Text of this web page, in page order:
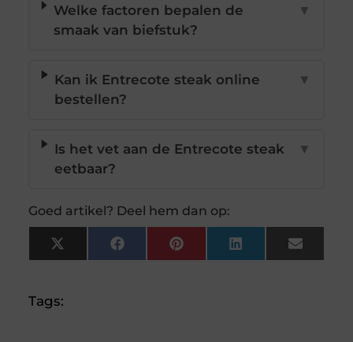
Welke factoren bepalen de
smaak van biefstuk?
▼
Kan ik Entrecote steak online
bestellen?
▼
Is het vet aan de Entrecote steak
eetbaar?
▼
Goed artikel? Deel hem dan op:
X
(Twitter)
FacebookPinterestLinkedInEmail
Tags: